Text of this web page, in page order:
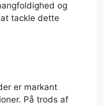
og
tackle dette
er markant
På trods af